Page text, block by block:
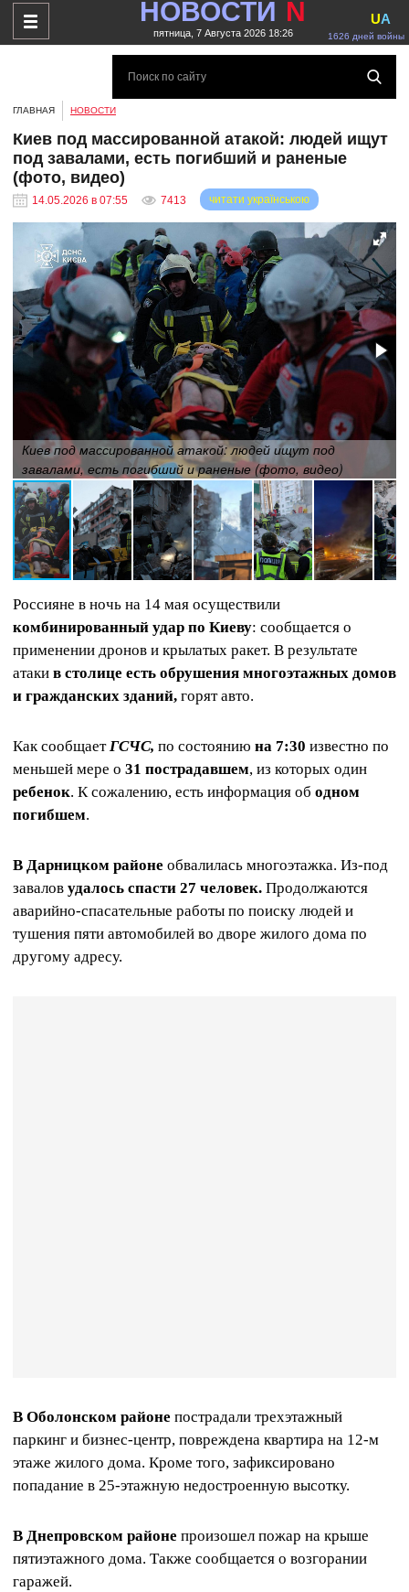
НОВОСТИ N
пятница, 7 Августа 2026 18:26 1626 дней войны
UA
ГЛАВНАЯ НОВОСТИ
Киев под массированной атакой: людей ищут
под завалами, есть погибший и раненые
(фото, видео)
14.05.2026 в 07:55 7413 читати українською
Киев под массированной атакой: людей ищут под
завалами, есть погибший и раненые (фото, видео)
Россияне в ночь на 14 мая осуществили
комбинированный удар по Киеву: сообщается о
применении дронов и крылатых ракет. В результате
атаки в столице есть обрушения многоэтажных домов
и гражданских зданий, горят авто.
Как сообщаетГСЧС, по состоянию на 7:30 известно по
меньшей мере о 31 пострадавшем, из которых один
ребенок. К сожалению, есть информация об одном
погибшем.
В Дарницком районе обвалилась многоэтажка. Из-под
завалов удалось спасти 27 человек. Продолжаются
аварийно-спасательные работы по поиску людей и
тушения пяти автомобилей во дворе жилого дома по
другому адресу.
В Оболонском районе пострадали трехэтажный
паркинг и бизнес-центр, повреждена квартира на 12-м
этаже жилого дома. Кроме того, зафиксировано
попадание в 25-этажную недостроенную высотку.
В Днепровском районе произошел пожар на крыше
пятиэтажного дома. Также сообщается о возгорании
гаражей.